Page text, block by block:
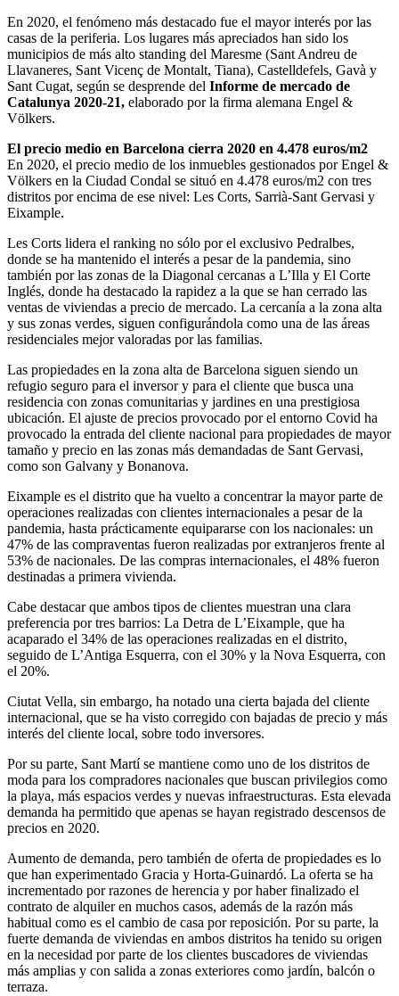
En 2020, el fenómeno más destacado fue el mayor interés por las
casas de la periferia. Los lugares más apreciados han sido los
municipios de más alto standing del Maresme (Sant Andreu de
Llavaneres, Sant Vicenç de Montalt, Tiana), Castelldefels, Gavà y
Sant Cugat, según se desprende del Informe de mercado de
Catalunya 2020-21, elaborado por la firma alemana Engel &
Völkers.
El precio medio en Barcelona cierra 2020 en 4.478 euros/m2
En 2020, el precio medio de los inmuebles gestionados por Engel &
Völkers en la Ciudad Condal se situó en 4.478 euros/m2 con tres
distritos por encima de ese nivel: Les Corts, Sarrià-Sant Gervasi y
Eixample.
Les Corts lidera el ranking no sólo por el exclusivo Pedralbes,
donde se ha mantenido el interés a pesar de la pandemia, sino
también por las zonas de la Diagonal cercanas a L’Illa y El Corte
Inglés, donde ha destacado la rapidez a la que se han cerrado las
ventas de viviendas a precio de mercado. La cercanía a la zona alta
y sus zonas verdes, siguen configurándola como una de las áreas
residenciales mejor valoradas por las familias.
Las propiedades en la zona alta de Barcelona siguen siendo un
refugio seguro para el inversor y para el cliente que busca una
residencia con zonas comunitarias y jardines en una prestigiosa
ubicación. El ajuste de precios provocado por el entorno Covid ha
provocado la entrada del cliente nacional para propiedades de mayor
tamaño y precio en las zonas más demandadas de Sant Gervasi,
como son Galvany y Bonanova.
Eixample es el distrito que ha vuelto a concentrar la mayor parte de
operaciones realizadas con clientes internacionales a pesar de la
pandemia, hasta prácticamente equipararse con los nacionales: un
47% de las compraventas fueron realizadas por extranjeros frente al
53% de nacionales. De las compras internacionales, el 48% fueron
destinadas a primera vivienda.
Cabe destacar que ambos tipos de clientes muestran una clara
preferencia por tres barrios: La Detra de L’Eixample, que ha
acaparado el 34% de las operaciones realizadas en el distrito,
seguido de L’Antiga Esquerra, con el 30% y la Nova Esquerra, con
el 20%.
Ciutat Vella, sin embargo, ha notado una cierta bajada del cliente
internacional, que se ha visto corregido con bajadas de precio y más
interés del cliente local, sobre todo inversores.
Por su parte, Sant Martí se mantiene como uno de los distritos de
moda para los compradores nacionales que buscan privilegios como
la playa, más espacios verdes y nuevas infraestructuras. Esta elevada
demanda ha permitido que apenas se hayan registrado descensos de
precios en 2020.
Aumento de demanda, pero también de oferta de propiedades es lo
que han experimentado Gracia y Horta-Guinardó. La oferta se ha
incrementado por razones de herencia y por haber finalizado el
contrato de alquiler en muchos casos, además de la razón más
habitual como es el cambio de casa por reposición. Por su parte, la
fuerte demanda de viviendas en ambos distritos ha tenido su origen
en la necesidad por parte de los clientes buscadores de viviendas
más amplias y con salida a zonas exteriores como jardín, balcón o
terraza.